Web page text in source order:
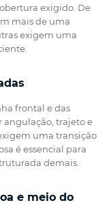
exigido. De
mais de uma
exigem uma
frontal e das
angulação, trajeto e
uma transição
é essencial para
demais.
e meio do